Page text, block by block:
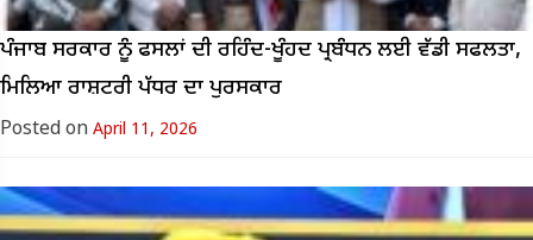
ਪੰਜਾਬ ਸਰਕਾਰ ਨੂੰ ਫਸਲਾਂ ਦੀ ਰਹਿੰਦ-ਖੂੰਹਦ ਪ੍ਰਬੰਧਨ ਲਈ ਵੱਡੀ ਸਫਲਤਾ,
ਮਿਲਿਆ ਰਾਸ਼ਟਰੀ ਪੱਧਰ ਦਾ ਪੁਰਸਕਾਰ
Posted on April 11, 2026